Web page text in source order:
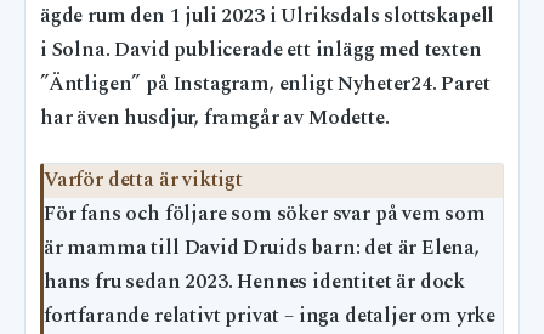
ägde rum den 1 juli 2023 i Ulriksdals slottskapell
i Solna. David publicerade ett inlägg med texten
”Äntligen” på Instagram, enligt Nyheter24. Paret
har även husdjur, framgår av Modette.
Varför detta är viktigt
För fans och följare som söker svar på vem som
är mamma till David Druids barn: det är Elena,
hans fru sedan 2023. Hennes identitet är dock
fortfarande relativt privat – inga detaljer om yrke